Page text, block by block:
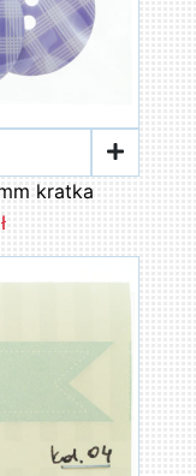
kratka